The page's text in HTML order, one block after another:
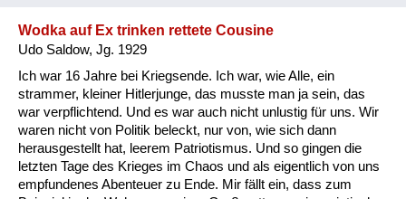
Wodka auf Ex trinken rettete Cousine
Udo Saldow, Jg. 1929
Ich war 16 Jahre bei Kriegsende. Ich war, wie Alle, ein
strammer, kleiner Hitlerjunge, das musste man ja sein, das
war verpflichtend. Und es war auch nicht unlustig für uns. Wir
waren nicht von Politik beleckt, nur von, wie sich dann
herausgestellt hat, leerem Patriotismus. Und so gingen die
letzten Tage des Krieges im Chaos und als eigentlich von uns
empfundenes Abenteuer zu Ende. Mir fällt ein, dass zum